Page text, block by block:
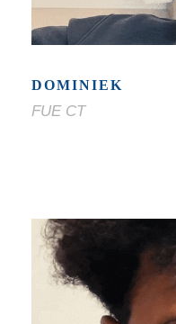
DOMINIEK
FUE CT